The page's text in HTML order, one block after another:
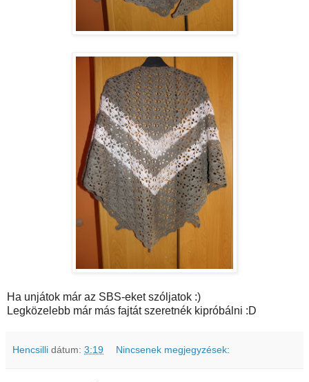
Ha unjátok már az SBS-eket szóljatok :)
Legközelebb már más fajtát szeretnék kipróbálni :D
Hencsilli dátum: 3:19 Nincsenek megjegyzések: